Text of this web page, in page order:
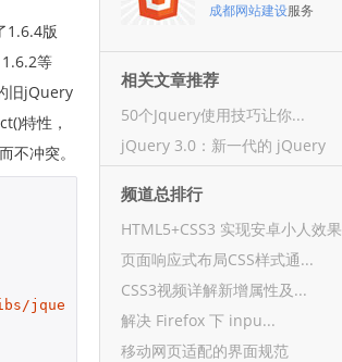
1.6.4版
等
旧jQuery
特性，
冲突。
jque
成都网站建设服务
相关文章推荐
50个Jquery使用技巧让你...
jQuery 3.0：新一代的 jQuery
频道总排行
HTML5+CSS3 实现安卓小人效果
页面响应式布局CSS样式通...
CSS3视频详解新增属性及...
解决 Firefox 下 inpu...
移动网页适配的界面规范